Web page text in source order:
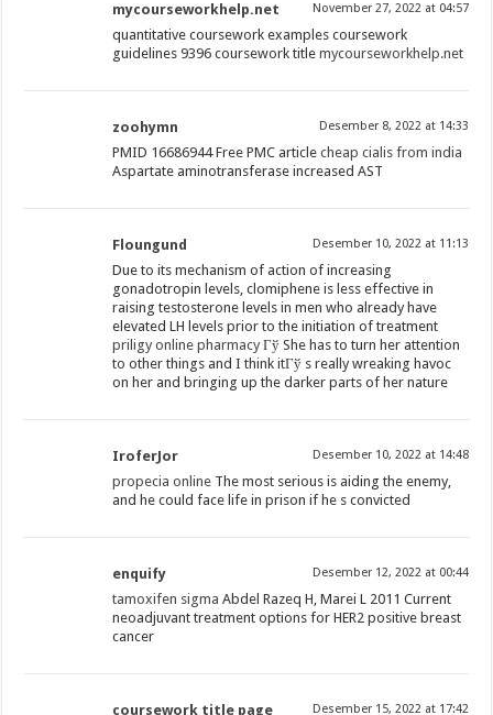
mycourseworkhelp.net November 27, 2022 at 04:57
quantitative coursework examples coursework
guidelines 9396 coursework titlemycourseworkhelp.net
zoohymn Desember 8, 2022 at 14:33
PMID 16686944 Free PMC articlecheap cialis from india
Aspartate aminotransferase increased AST
Floungund Desember 10, 2022 at 11:13
Due to its mechanism of action of increasing
gonadotropin levels, clomiphene is less effective in
raising testosterone levels in men who already have
elevated LH levels prior to the initiation of treatment
priligy online pharmacy Гў She has to turn her attention
to other things and I think itГў s really wreaking havoc
on her and bringing up the darker parts of her nature
IroferJor Desember 10, 2022 at 14:48
propecia online The most serious is aiding the enemy,
and he could face life in prison if he s convicted
enquify Desember 12, 2022 at 00:44
tamoxifen sigma Abdel Razeq H, Marei L 2011 Current
neoadjuvant treatment options for HER2 positive breast
cancer
coursework title page Desember 15, 2022 at 17:42